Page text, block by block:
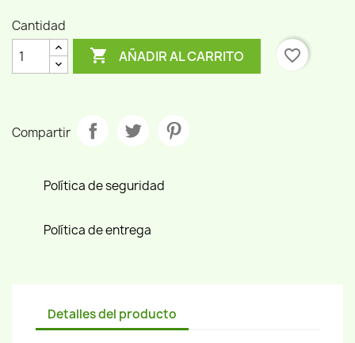
Cantidad
 AÑADIR AL CARRITO favorite_border
Compartir
Política de seguridad
Política de entrega
Detalles del producto